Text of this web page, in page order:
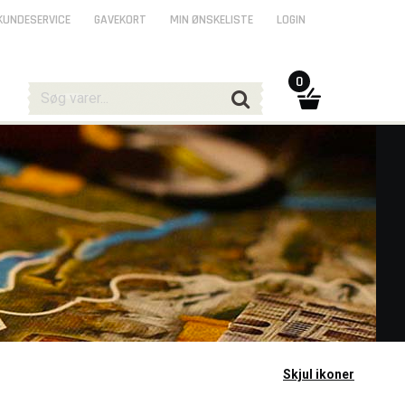
Skjul ikoner
GAVEKORT MIN ØNSKELISTE LOGIN
0